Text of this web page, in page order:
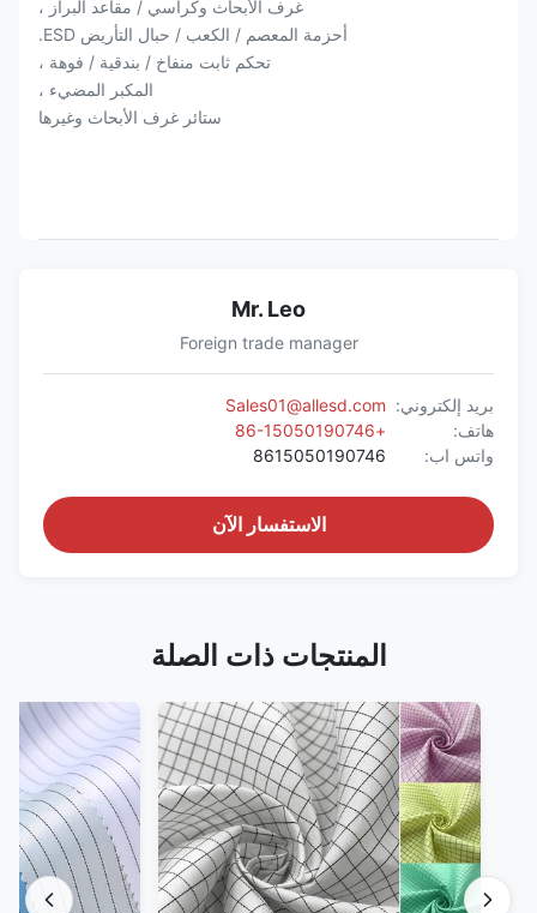
غرف الأبحاث وكراسي / مقاعد البراز ،
أحزمة المعصم / الكعب / حبال التأريض ESD.
تحكم ثابت منفاخ / بندقية / فوهة ،
المكبر المضيء ،
ستائر غرف الأبحاث وغيرها
Mr. Leo
Foreign trade manager
بريد إلكتروني: Sales01@allesd.com
هاتف:
+86-15050190746
واتس اب:
8615050190746
الاستفسار الآن
المنتجات ذات الصلة